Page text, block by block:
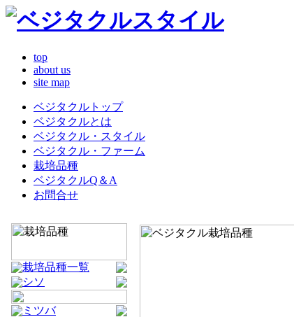
top
about us
site map
ベジタクルトップ
ベジタクルとは
ベジタクル・スタイル
ベジタクル・ファーム
栽培品種
ベジタクルQ＆A
お問合せ
栽培品種一覧
シソ
ミツバ